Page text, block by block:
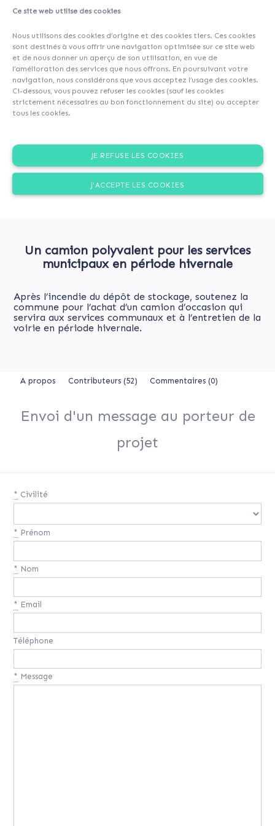
Ce site web utilise des cookies
Nous utilisons des cookies d’origine et des cookies tiers. Ces cookies
sont destinés à vous offrir une navigation optimisée sur ce site web
et de nous donner un aperçu de son utilisation, en vue de
l’amélioration des services que nous offrons. En poursuivant votre
navigation, nous considérons que vous acceptez l’usage des cookies.
Ci-dessous, vous pouvez refuser les cookies (sauf les cookies
strictement nécessaires au bon fonctionnement du site) ou accepter
tous les cookies.
JE REFUSE LES COOKIES
J'ACCEPTE LES COOKIES
Un camion polyvalent pour les services
municipaux en période hivernale
Après l’incendie du dépôt de stockage, soutenez la
commune pour l’achat d’un camion d’occasion qui
servira aux services communaux et à l’entretien de la
voirie en période hivernale.
A propos Contributeurs (52) Commentaires (0)
Envoi d'un message au porteur de
projet
* Civilité
* Prénom
* Nom
* Email
Téléphone
* Message